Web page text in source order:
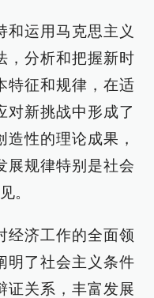
和运用马克思主义
，分析和把握新时
特征和规律，在适
对新挑战中形成了
性的理论成果，
展规律特别是社会
。
经济工作的全面领
明了社会主义条件
证关系，丰富发展